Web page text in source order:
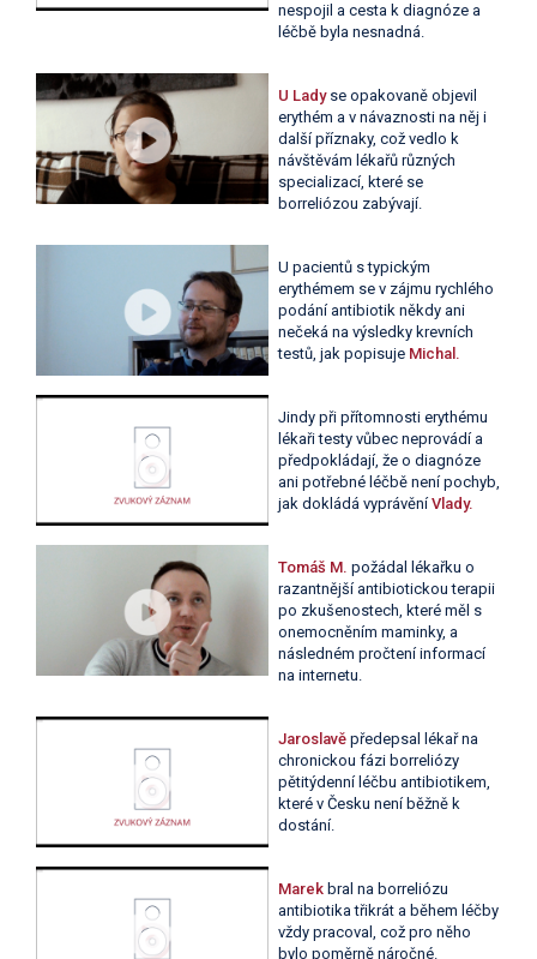
nespojil a cesta k diagnóze a
léčbě byla nesnadná.
U Lady se opakovaně objevil
erythém a v návaznosti na něj i
další příznaky, což vedlo k
návštěvám lékařů různých
specializací, které se
borreliózou zabývají.
U pacientů s typickým
erythémem se v zájmu rychlého
podání antibiotik někdy ani
nečeká na výsledky krevních
testů, jak popisuje Michal.
Jindy při přítomnosti erythému
lékaři testy vůbec neprovádí a
předpokládají, že o diagnóze
ani potřebné léčbě není pochyb,
jak dokládá vyprávěníVlady.
Tomáš M. požádal lékařku o
razantnější antibiotickou terapii
po zkušenostech, které měl s
onemocněním maminky, a
následném pročtení informací
na internetu.
Jaroslavě předepsal lékař na
chronickou fázi borreliózy
pětitýdenní léčbu antibiotikem,
které v Česku není běžně k
dostání.
Marek bral na borreliózu
antibiotika třikrát a během léčby
vždy pracoval, což pro něho
bylo poměrně náročné.